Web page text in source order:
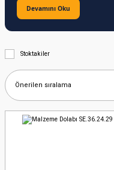
Devamını Oku
Stoktakiler